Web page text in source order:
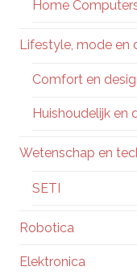
Home
Lifestyle, mode en
Comfort en
Huishoudelijk en
Wetenschap en
SETI
Robotica
Elektronica